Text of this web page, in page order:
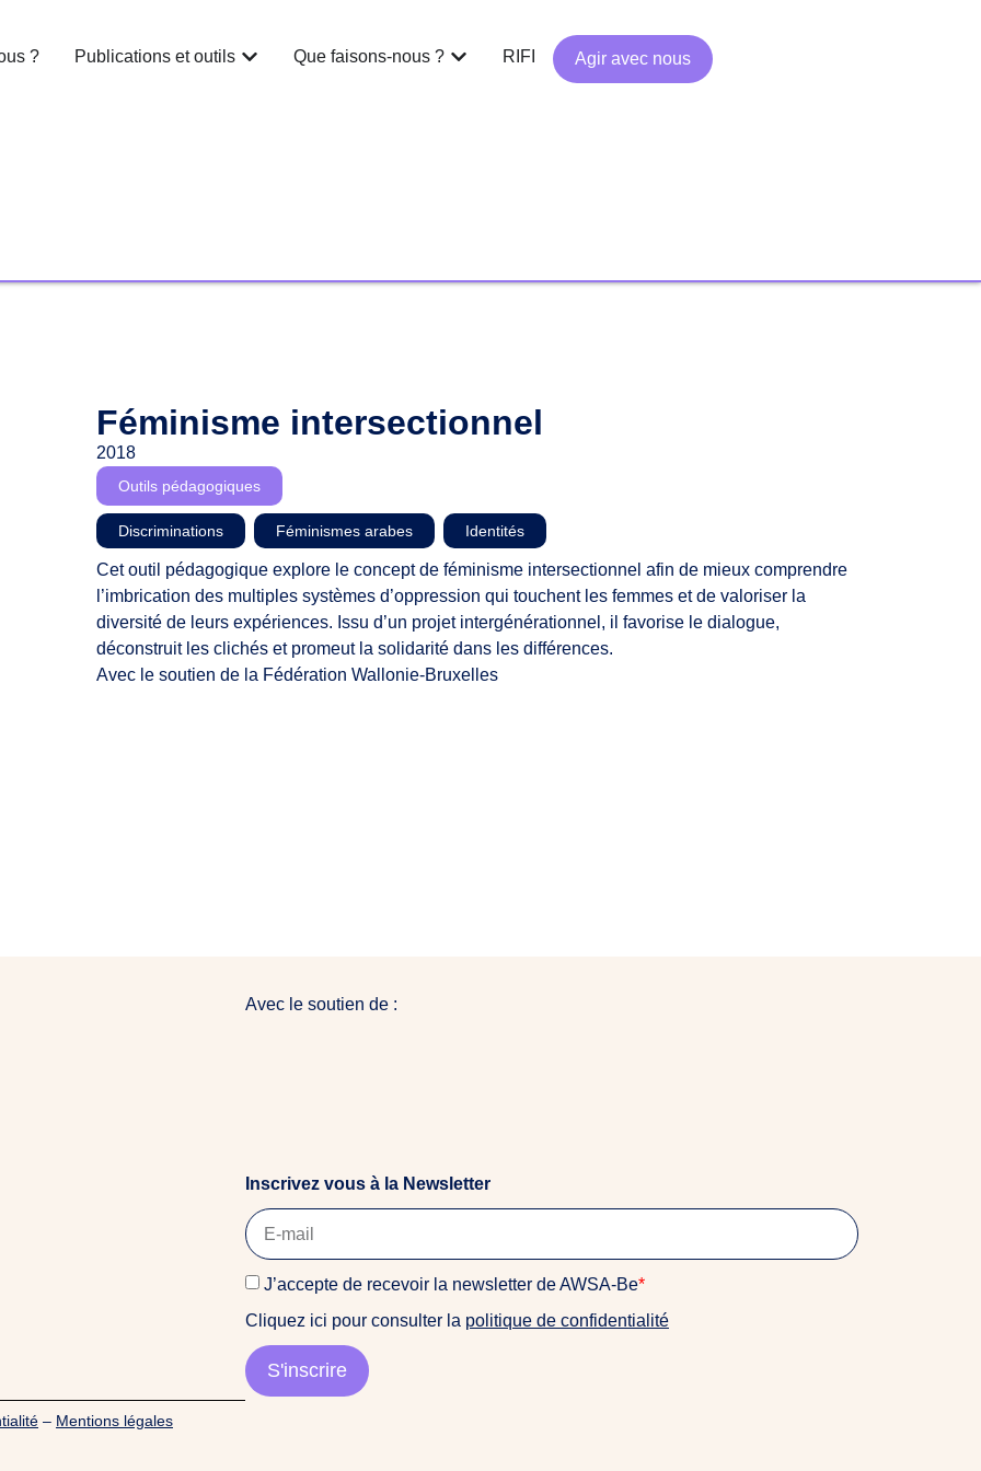
? Publications et outils Que faisons-nous ? RIFI Agir avec nous
Féminisme intersectionnel
2018
Outils pédagogiques
Discriminations Féminismes arabes Identités
Cet outil pédagogique explore le concept de féminisme intersectionnel afin de mieux comprendre
l’imbrication des multiples systèmes d’oppression qui touchent les femmes et de valoriser la
diversité de leurs expériences. Issu d’un projet intergénérationnel, il favorise le dialogue,
déconstruit les clichés et promeut la solidarité dans les différences.
Avec le soutien de la Fédération Wallonie-Bruxelles
– Mentions légales
Avec le soutien de :
Inscrivez vous à la Newsletter
J’accepte de recevoir la newsletter de AWSA-Be*
Cliquez ici pour consulter la politique de confidentialité
S'inscrire